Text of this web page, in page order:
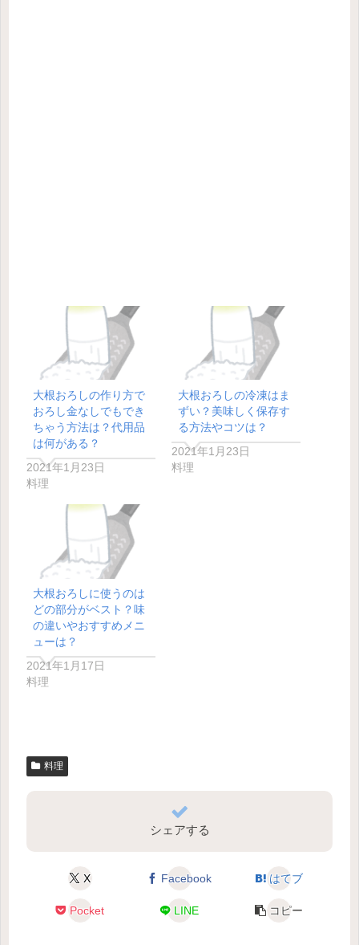
大根おろしの作り方で
おろし金なしでもでき
ちゃう方法は？代用品
は何がある？
2021年1月23日
料理
大根おろしの冷凍はま
ずい？美味しく保存す
る方法やコツは？
2021年1月23日
料理
大根おろしに使うのは
どの部分がベスト？味
の違いやおすすめメニ
ューは？
2021年1月17日
料理
料理
シェアする
X Facebook はてブ
Pocket LINE コピー